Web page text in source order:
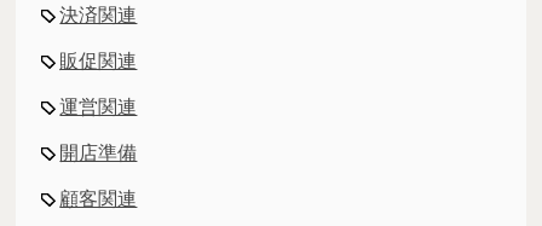
決済関連
販促関連
運営関連
開店準備
顧客関連